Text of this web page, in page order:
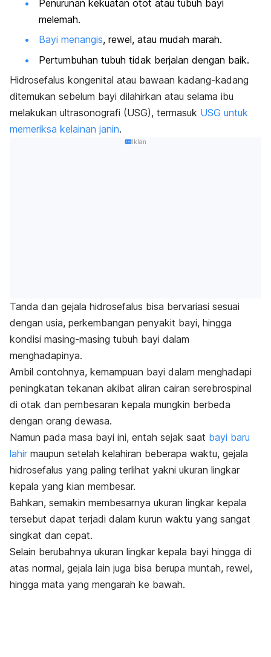
Penurunan kekuatan otot atau tubuh bayi
melemah.
Bayi menangis, rewel, atau mudah marah.
Pertumbuhan tubuh tidak berjalan dengan baik.
Hidrosefalus kongenital atau bawaan kadang-kadang
ditemukan sebelum bayi dilahirkan atau selama ibu
melakukan ultrasonografi (USG), termasuk USG untuk
memeriksa kelainan janin.
Iklan
Tanda dan gejala hidrosefalus bisa bervariasi sesuai
dengan usia, perkembangan penyakit bayi, hingga
kondisi masing-masing tubuh bayi dalam
menghadapinya.
Ambil contohnya, kemampuan bayi dalam menghadapi
peningkatan tekanan akibat aliran cairan serebrospinal
di otak dan pembesaran kepala mungkin berbeda
dengan orang dewasa.
Namun pada masa bayi ini, entah sejak saat bayi baru
lahir maupun setelah kelahiran beberapa waktu, gejala
hidrosefalus yang paling terlihat yakni ukuran lingkar
kepala yang kian membesar.
Bahkan, semakin membesarnya ukuran lingkar kepala
tersebut dapat terjadi dalam kurun waktu yang sangat
singkat dan cepat.
Selain berubahnya ukuran lingkar kepala bayi hingga di
atas normal, gejala lain juga bisa berupa muntah, rewel,
hingga mata yang mengarah ke bawah.